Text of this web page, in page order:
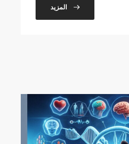
المزيد